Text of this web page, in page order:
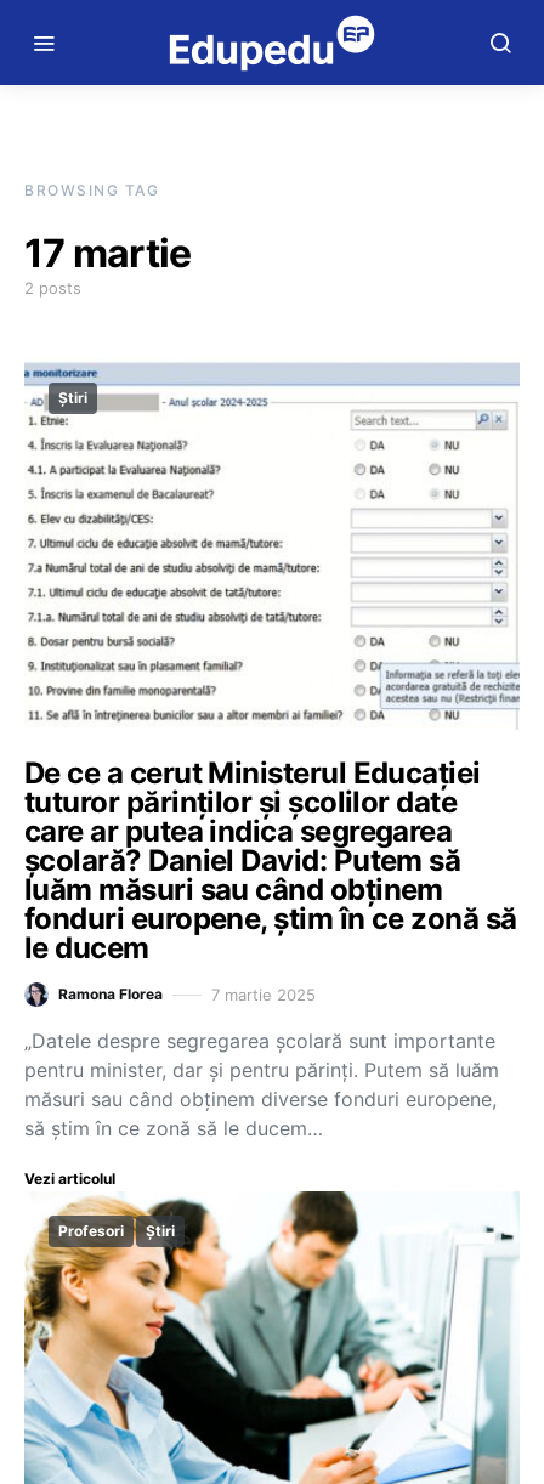
BROWSING TAG
17 martie
2 posts
Știri
De ce a cerut Ministerul Educației
tuturor părinților și școlilor date
care ar putea indica segregarea
școlară? Daniel David: Putem să
luăm măsuri sau când obținem
fonduri europene, știm în ce zonă să
le ducem
Ramona Florea 7 martie 2025
„Datele despre segregarea școlară sunt importante
pentru minister, dar și pentru părinți. Putem să luăm
măsuri sau când obținem diverse fonduri europene,
să știm în ce zonă să le ducem…
Vezi articolul
Profesori Știri